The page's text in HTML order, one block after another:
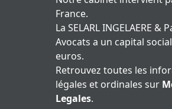
France.
La SELARL INGELAERE &
Avocats a un capital
euros.
Retrouvez toutes les
légales et ordinales sur
Legales.